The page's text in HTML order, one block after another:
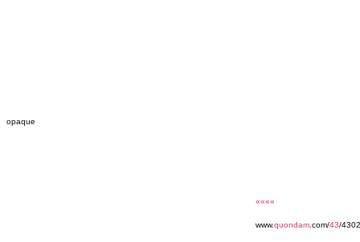
opaque
««««
www.quondam .com/43/